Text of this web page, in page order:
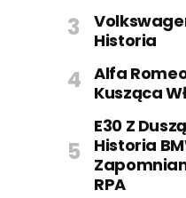
Historia
Alfa
Kusząca
E30 Z
Historia
RPA